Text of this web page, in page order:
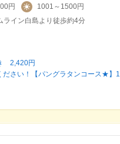
円
1001～1500円
ライン白島より徒歩約4分
2,420円
ださい！【パングラタンコース★】